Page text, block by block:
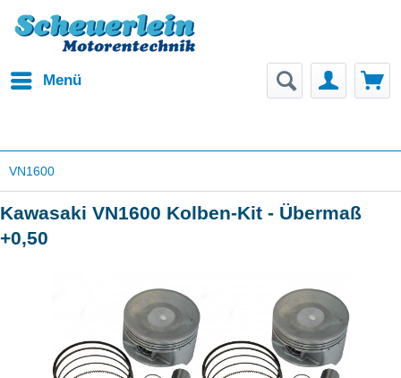
Menü
VN1600
Kawasaki VN1600 Kolben-Kit - Übermaß
+0,50